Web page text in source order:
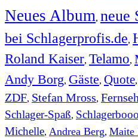
Neues Album, neue
bei Schlagerprofis.de,
Roland Kaiser, Telamo,
Andy Borg, Gäste, Quote,
ZDF, Stefan Mross,
Schlager-Spaß,
Michelle, Andrea Berg, Maite